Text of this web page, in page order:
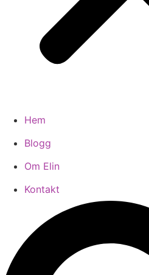
Hem
Blogg
Om Elin
Kontakt